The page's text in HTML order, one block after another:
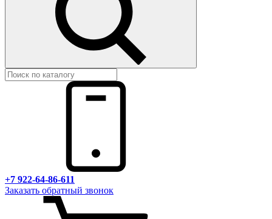
+7 922-64-86-611
Заказать обратный звонок